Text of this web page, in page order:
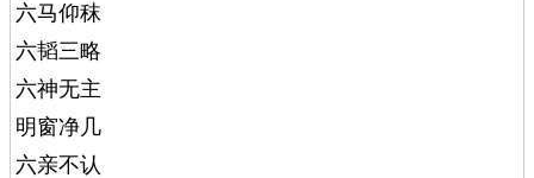
六马仰秣
六韬三略
六神无主
明窗净几
六亲不认